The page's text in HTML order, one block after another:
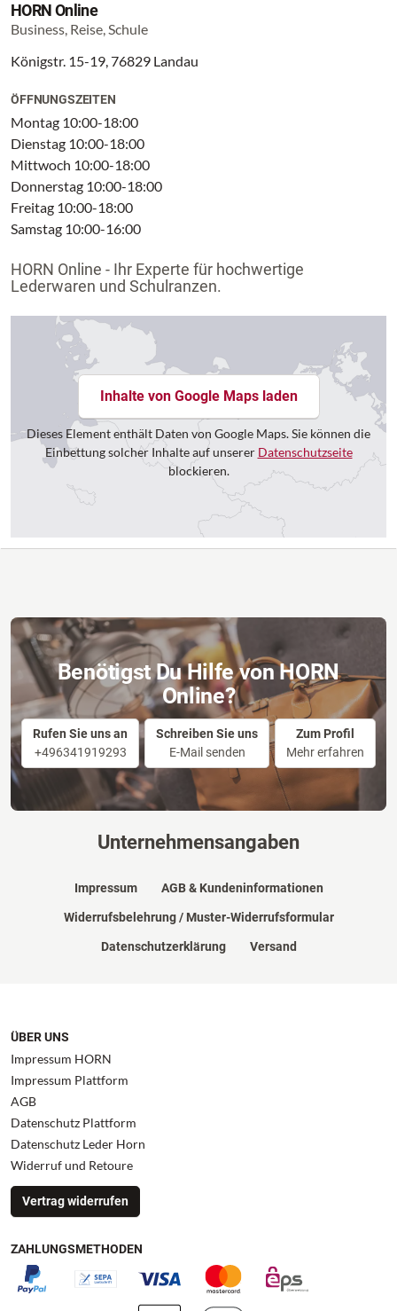
HORN Online
Business, Reise, Schule
Königstr. 15-19, 76829 Landau
ÖFFNUNGSZEITEN
Montag 10:00-18:00
Dienstag 10:00-18:00
Mittwoch 10:00-18:00
Donnerstag 10:00-18:00
Freitag 10:00-18:00
Samstag 10:00-16:00
HORN Online - Ihr Experte für hochwertige
Lederwaren und Schulranzen.
Inhalte von Google Maps laden
Dieses Element enthält Daten von Google Maps. Sie können die
Einbettung solcher Inhalte auf unserer Datenschutzseite
blockieren.
Benötigst Du Hilfe von HORN
Online?
Rufen Sie uns an
+496341919293
Schreiben Sie uns
E-Mail senden
Zum Profil
Mehr erfahren
Unternehmensangaben
Impressum AGB & Kundeninformationen
Widerrufsbelehrung / Muster-Widerrufsformular
Datenschutzerklärung Versand
ÜBER UNS
Impressum HORN
Impressum Plattform
AGB
Datenschutz Plattform
Datenschutz Leder Horn
Widerruf und Retoure
Vertrag widerrufen
ZAHLUNGSMETHODEN